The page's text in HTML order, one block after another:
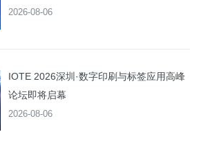
2026-08-06
IOTE 2026深圳·数字印刷与标签应用高峰
论坛即将启幕
2026-08-06